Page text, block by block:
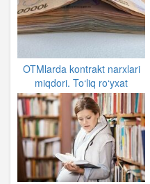
OTMlarda kontrakt narxlari
miqdori. To‘liq ro‘yxat